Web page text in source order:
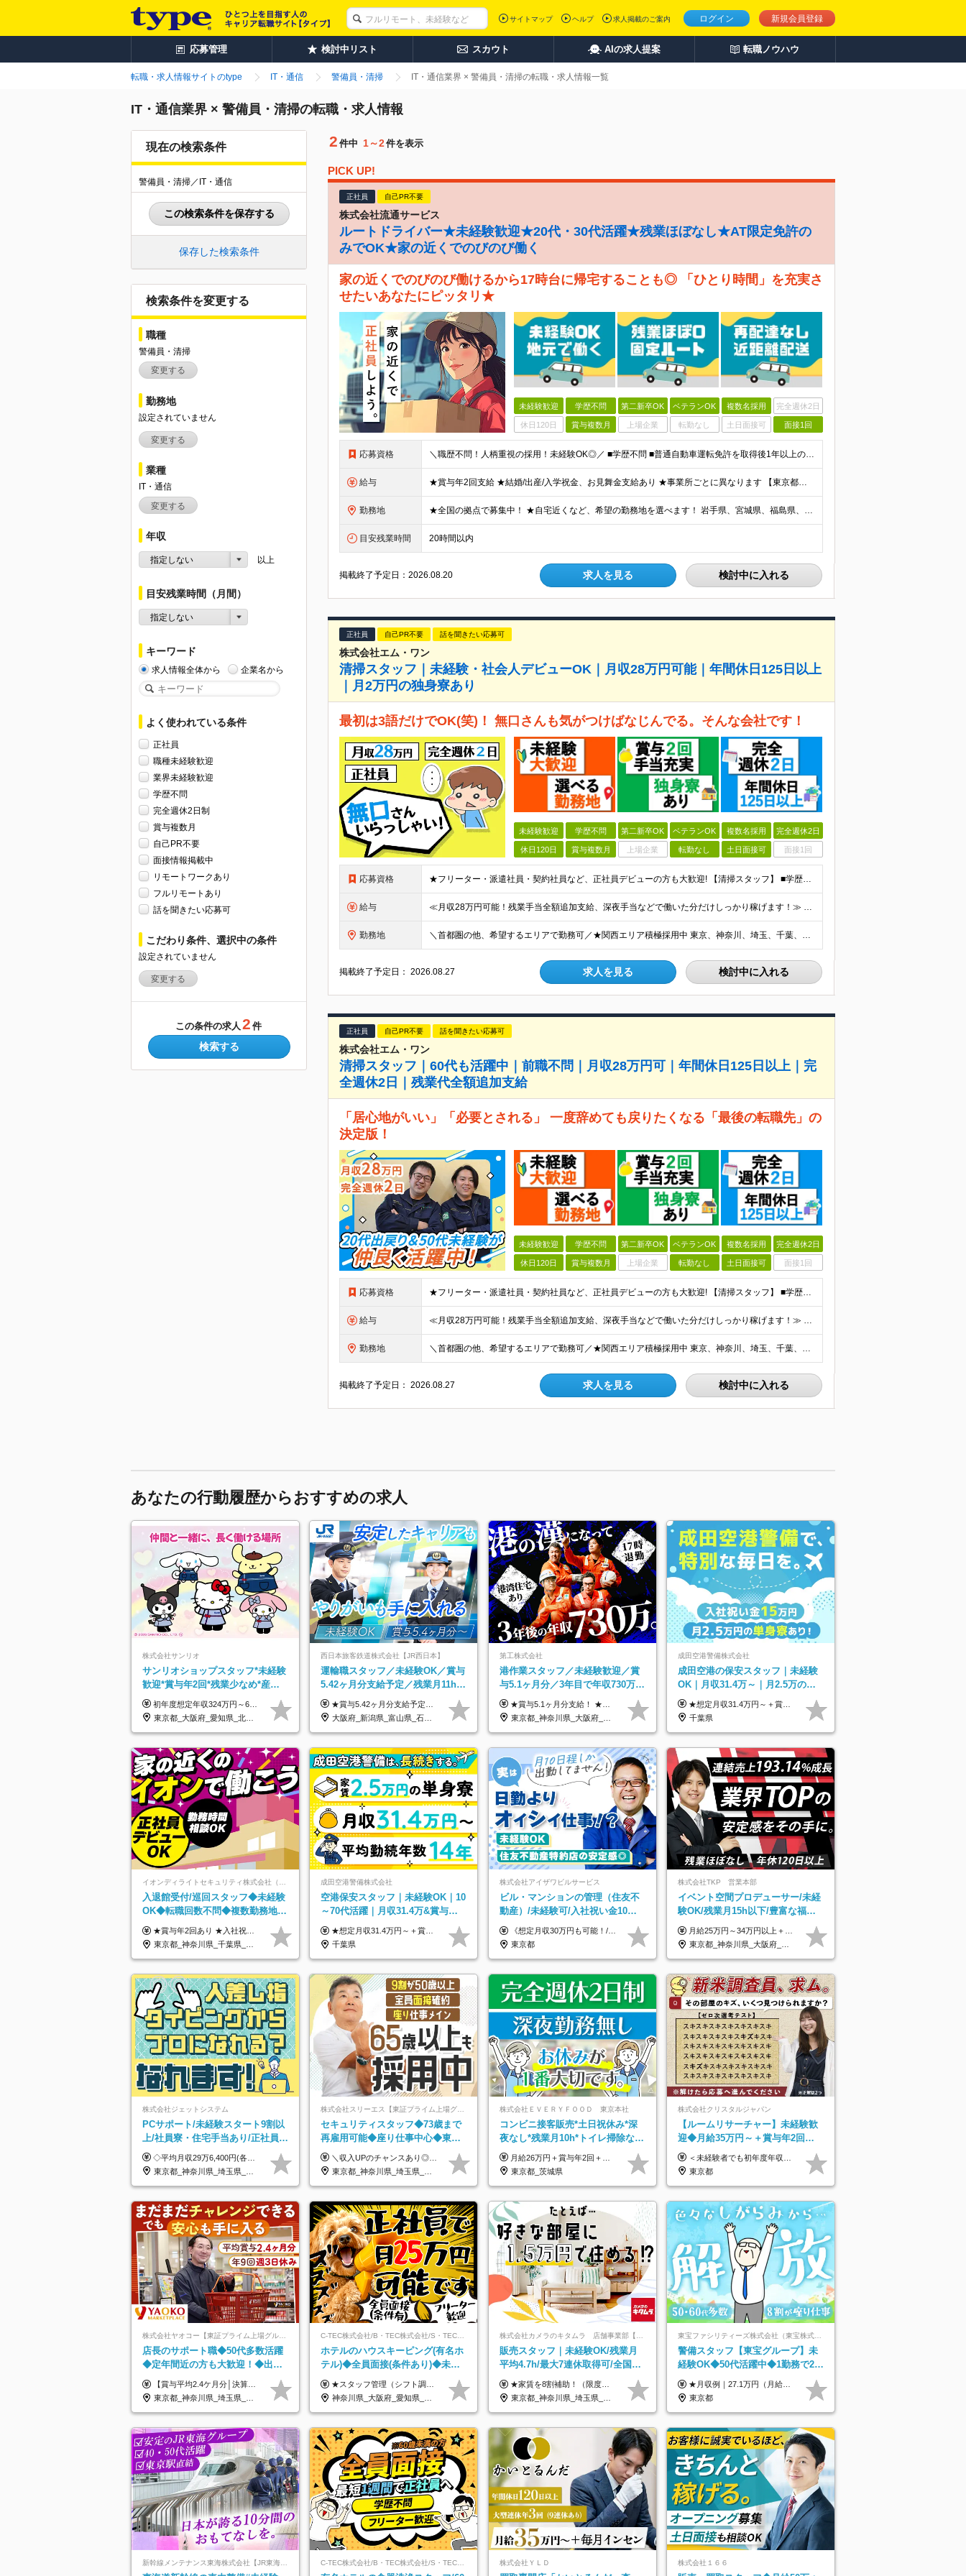
ログイン 新規会員登録
サイトマップ ヘルプ 求人掲載のご案内
応募管理 検討中リスト スカウト AIの求人提案 転職ノウハウ
転職・求人情報サイトのtype IT・通信 警備員・清掃 IT・通信業界 × 警備員・清掃の転職・求人情報一覧
IT・通信業界 × 警備員・清掃の転職・求人情報
現在の検索条件
警備員・清掃／IT・通信
この検索条件を保存する
保存した検索条件
検索条件を変更する
職種
警備員・清掃
変更する
勤務地
設定されていません
変更する
業種
IT・通信
変更する
年収
指定しない 以上
目安残業時間（月間）
指定しない
キーワード
求人情報全体から 企業名から
よく使われている条件
正社員
職種未経験歓迎
業界未経験歓迎
学歴不問
完全週休2日制
賞与複数月
自己PR不要
面接情報掲載中
リモートワークあり
フルリモートあり
話を聞きたい応募可
こだわり条件、選択中の条件
設定されていません
変更する
この条件の求人 2 件
検索する
2 件中 1～2件を表示
PICK UP!
正社員 自己PR不要
株式会社流通サービス
ルートドライバー★未経験歓迎★20代・30代活躍★残業ほぼなし★AT限定免許の
みでOK★家の近くでのびのび働く
家の近くでのびのび働けるから17時台に帰宅することも◎ 「ひとり時間」を充実さ
せたいあなたにピッタリ★
未経験歓迎 学歴不問 第二新卒OK ベテランOK 複数名採用 完全週休2日
休日120日 賞与複数月 上場企業 転勤なし 土日面接可 面接1回
応募資格 ＼職歴不問！人柄重視の採用！未経験OK◎／ ■学歴不問 ■普通自動車運転免許を取得後1年以上の方（AT限定可） ※一部勤務地で「2017年3月12日以降の取得者は要準中型免許」 ■44歳以下(※例外
給与 ★賞与年2回支給 ★結婚/出産/入学祝金、お見舞金支給あり ★事業所ごとに異なります 【東京都】 月給284,000円～298,540円 【神奈川県/千葉県】 月給284,000円 【埼玉県】 月給2
勤務地 ★全国の拠点で募集中！ ★自宅近くなど、希望の勤務地を選べます！ 岩手県、宮城県、福島県、新潟県、栃木県、茨城県、埼玉県、千葉県、東京都、神奈川県、山梨県、長野県、静岡県、滋賀県、兵庫県、岡山県、広
目安残業時間 20時間以内
掲載終了予定日：2026.08.20 求人を見る 検討中に入れる
正社員 自己PR不要 話を聞きたい応募可
株式会社エム・ワン
清掃スタッフ｜未経験・社会人デビューOK｜月収28万円可能｜年間休日125日以上
｜月2万円の独身寮あり
最初は3語だけでOK(笑)！ 無口さんも気がつけばなじんでる。そんな会社です！
未経験歓迎 学歴不問 第二新卒OK ベテランOK 複数名採用 完全週休2日
休日120日 賞与複数月 上場企業 転勤なし 土日面接可 面接1回
応募資格 ★フリーター・派遣社員・契約社員など、正社員デビューの方も大歓迎! 【清掃スタッフ】 ■学歴不問 ■未経験OK、第二新卒歓迎 ■普通自動車運転免許をお持ちの方（AT限定可） 【幹部候補】 ■学歴不
給与 ≪月収28万円可能！残業手当全額追加支給、深夜手当などで働いた分だけしっかり稼げます！≫ ■清掃スタッフ 月給25万円～＋賞与年2回＋各種手当＋残業代 ■幹部候補 月給28.5万円～＋賞与年2回
勤務地 ＼首都圏の他、希望するエリアで勤務可／★関西エリア積極採用中 東京、神奈川、埼玉、千葉、名古屋、尼崎、郡山の各拠点に配属 ★UIターンや、地方からの上京希望者も歓迎！ ★マイカー通勤OK・お客様先
掲載終了予定日：2026.08.27 求人を見る 検討中に入れる
正社員 自己PR不要 話を聞きたい応募可
株式会社エム・ワン
清掃スタッフ｜60代も活躍中｜前職不問｜月収28万円可｜年間休日125日以上｜完
全週休2日｜残業代全額追加支給
「居心地がいい」「必要とされる」 一度辞めても戻りたくなる「最後の転職先」の
決定版！
未経験歓迎 学歴不問 第二新卒OK ベテランOK 複数名採用 完全週休2日
休日120日 賞与複数月 上場企業 転勤なし 土日面接可 面接1回
応募資格 ★フリーター・派遣社員・契約社員など、正社員デビューの方も大歓迎! 【清掃スタッフ】 ■学歴不問 ■未経験OK、第二新卒歓迎 ■普通自動車運転免許をお持ちの方（AT限定可） 【幹部候補】 ■学歴不
給与 ≪月収28万円可能！残業手当全額追加支給、深夜手当などで働いた分だけしっかり稼げます！≫ ■清掃スタッフ 月給25万円～＋賞与年2回＋各種手当＋残業代 ■幹部候補 月給28.5万円～＋賞与年2回
勤務地 ＼首都圏の他、希望するエリアで勤務可／★関西エリア積極採用中 東京、神奈川、埼玉、千葉、名古屋、尼崎、郡山の各拠点に配属 ★UIターンや、地方からの上京希望者も歓迎！ ★マイカー通勤OK・お客様先
掲載終了予定日：2026.08.27 求人を見る 検討中に入れる
あなたの行動履歴からおすすめの求人
株式会社サンリオ
サンリオショップスタッフ*未経験
歓迎*賞与年2回*残業少なめ*産育
休取得実績豊富*可愛い制服*社割
有
初年度想定年収324万円～690万円！ ◆全国一律 月給230,000円～＋賞与＋通勤手当＋役職手当＋時間外手当 《手当充実！》 ＊昇給/年1回 ＊賞与/年2回（7月/12月） ＊通勤手当：交通費支給（規定あり） ＊時間外手当 ＊販売職手当 ＊役職手当 《キャリアパス》 ▼店長（32歳）／年収400万円 ▼トレーナー（37歳）／年収500万円 ▼SV（40歳）／年収570万円 ※SVとして活躍された場合、574万円以上に昇給も目指せます。 日頃のお店での頑張りをしっかり評価する体制を整えており、 ご自身の努力次第で昇給する制度を用意しています！ 《ゆくゆくは・・・》 ■店舗スタッフをとりまとめ、お店づくりを主体で行う店長へ ■複数店舗を統括するトレーナーへとキャリアアップ ■様々な規模の店舗を経験しSVとして活躍した後は、本社の教育担当や店舗支援を担う本部スタッフとして活躍いただけます。 ※経験・能力を考慮の上、当社規定により優遇いたします。 ※入社日から6カ月間の試用期間あり。その間の待遇に差異はありません。
東京都_大阪府_愛知県_北海道_栃木県_静岡県_兵庫県_京都府_福岡県
西日本旅客鉄道株式会社【JR西日本】
運輸職スタッフ／未経験OK／賞与
5.42ヶ月分支給予定／残業月11h程
／年休119日+有給平均18.7日
★賞与5.42ヶ月分支給予定あり！ （大卒以上）月給24万1,692円～39万5,780円＋各種手当＋賞与2回 （高卒以上）月給22万2,662円～39万5,780円＋各種手当＋賞与2回 ※上記は2025年度新卒支払額（京阪神地区）となります ※勤務地・学歴で異なり、ご経験・能力等をふまえた金額を加算します ※残業代は別途全額支給します ※当社規程に基づき決定します ※試用期間あり（3ヶ月／待遇に変更はありません） ※基本給以外の諸手当として扶養・職務・時間外・通勤手当等を支給します ※京阪神地区以外の勤務地の場合 月給（大卒）23万0,706円～／月給（高卒）21万2,541円～となります
大阪府_新潟県_富山県_石川県_福井県_三重県_兵庫県_京都府_滋賀県_奈良県_和歌山県_広島県_岡山県_鳥取県_島根県_山口県_福岡県
第工株式会社
港作業スタッフ／未経験歓迎／賞
与5.1ヶ月分／3年目で年収730万円
も可／食事手当あり／年休120日以
上
★賞与5.1ヶ月分支給！ ★入社3年目・30代で年収730万円の先輩も活躍中！ ★入社1年目・20代で月収29万円の実績あり 月給：22.5万円～30.5万円＋各種手当＋賞与年2回＋残業代全額支給 ※経験・能力などを考慮のうえ決定します ※上記月給には食事手当(5000円／月）を含みます ※残業代は分単位で100％支給いたします ※試用期間3ヶ月。その間の給与・待遇に差異はありません 【月収例】 ◆33.5万円／31歳 入社7か月 ◆38.5万円／32歳 入社1年目 ◆48.4万円／44歳 入社12年目 ※経験・能力などを考慮のうえ決定 ※月収・給与例には休日手当も含みます 【手当詳細】 ◆交通費規定支給（上限3万5000円／月） ◆時間外手当全額支給 ◆休日出勤手当 ◆港湾住宅あり（1R・2万円台～） ◆資格取得支援制度：全額負担 ◆地域手当：関東地区1万円／月
東京都_神奈川県_大阪府_愛知県_兵庫県
成田空港警備株式会社
成田空港の保安スタッフ｜未経験
OK｜月収31.4万～｜月2.5万の単
身寮｜住宅手当&家族手当｜入社
祝い金15万
★想定月収31.4万円～＋賞与年2回（59万円以上） ★入社お祝い金15万円支給 ★水道+光熱費無料の家賃がリーズナブルな社員寮(単身寮)あり！ ★住宅手当&家族手当あり 月給24万5000円以上(基本給21万1000円＋業務別手当35,000円)＋賞与年2回（賞与支給額：59万円以上を想定）＋残業代全額 ※みなし残業なし！残業代は全額支給します。 ※資格手当・深夜手当など、様々な手当をご用意しています。 ※入社お祝い金は１か月経過後、3ヶ月経過後、6ヶ月経過後に各5万円ずつ給与に加算して支給いたします。 ※指定の検定資格をお持ちの方には別途手当を支給します。入社後に取得した場合は給与に加算し支給します。 ・施設警備 1級7,000円 2級4,000円 ・交通誘導 1級7,000円 2級4,000円 ・雑踏警備 1級7,000円 2級4,000円 など
千葉県
入退館受付/巡回スタッフ◆未経験
OK◆転職回数不問◆複数勤務地で
募集中◆ブランクありOK◆室内業
務がメイン
★賞与年2回あり ★入社祝い金3万円支給 ★出産祝い金や育児支援金などの手当も充実！ ≪給与モデル≫ 【東京】基本給27万2780円/月給＋時間外手当（25h） 【愛知】基本給25万4990円/月給＋時間外手当（25h） 【大阪】基本給25万4990円/月給＋時間外手当（25h） 【福岡】基本給23万7200円/月給＋時間外手当（25h） -------------- ▽各地の給与は下記をご確認ください！ ■北海道 月給20万円～ ■東北 月給20万円～ ■北関東 埼玉／月給22万5000円～ 茨城・群馬・新潟／月給20万円～ ■南関東 東京・神奈川／月給23万円～ 千葉／月給22万5000円～ 山梨／月給20万円～ ■中部 愛知／月給21万5000円～ 長野・岐阜・三重／月給20万円～ ■関西 大阪／月給21万5000円～ 京都・兵庫／月給21万円～ 滋賀・奈良／月給20万円～ ■中四国 岡山・山口・四国・広島／月給20万円～ ■九州 福岡・鹿児島・長崎／月給20万円～
東京都_神奈川県_千葉県_北海道_福島県_長野県_岐阜県_三重県_京都府_福岡県
成田空港警備株式会社
空港保安スタッフ｜未経験OK｜10
～70代活躍｜月収31.4万&賞与年2
回｜家族・住宅手当｜光熱費0円の
単身寮
★想定月収31.4万円～＋賞与年2回（59万円以上） ★入社お祝い金15万円支給 ★水道+光熱費無料の家賃がリーズナブルな社員寮(単身寮)あり！ 月給24万5000円以上(基本給21万1000円＋業務別手当35,000円)＋賞与年2回（賞与支給額：59万円以上を想定）＋残業代全額 ※みなし残業なし！残業代は全額支給します。 ※資格手当・深夜手当など、様々な手当をご用意しています。 ※入社お祝い金は１か月経過後、3ヶ月経過後、6ヶ月経過後に各5万円ずつ給与に加算して支給いたします。 ※指定の検定資格をお持ちの方には別途手当を支給します。入社後に取得した場合は給与に加算し支給します。 ・施設警備 1級7,000円 2級4,000円 ・交通誘導 1級7,000円 2級4,000円 ・雑踏警備 1級7,000円 2級4,000円 など
千葉県
株式会社アイザワビルサービス
ビル・マンションの管理（住友不
動産）/未経験可/入社祝い金10万
円/月収30万円可/40～50代活
躍/S102
《想定月収30万円も可能！/想定年収380万円》 ■月給24万5000円以上＋賞与年2回(2カ月/2025年実績)＋時間外手当＋資格手当＋役職手当＋交通費 ………… ≪昇給、賞与、および各種諸手当について≫ ◇入社お祝い金（10万円 ※3カ月精勤後支給） ◇昇給/年1回 ◇賞与/年2回(2カ月/2025年実績) ◇時間外手当 ◇資格手当 └・ビル設備管理技能士1級（1万円/月） ・ビル設備管理技能士2級（5000円/月） ・建築物環境衛生管理技術者（1万円/月） ・防火管理技能者（3000円/月） ・消防設備士乙4類（3000円/月） 他 ◇役職手当 └・班長/サブリーダー/リーダー（5000円～2万円/月） ◇物件手当（最大2万円 ※物件により異なる） ◇退職金あり ※経験・年齢・能力を考慮した上、当社規定により優遇いたします。 ※3カ月の試用期間あり。その間の給与や福利厚生に差異はありません。 《モデル年収》 ・入社1年/35歳：年収380万円 ・入社3年/38歳：年収400万円
東京都
株式会社TKP 営業本部
イベント空間プロデューサー/未経
験OK/残業月15h以下/豊富な福利
厚生/全国募集/平均有給取得日数
14.9日
月給25万円～34万円以上＋各種手当＋残業代＋賞与年2回（昨年度2～4ヶ月分） 初年度想定年収：350万円～ ＜クラス・経験別の月給目安＞ ■メンバークラス：月給25万円以上 ■店長やSVなどのマネジメント経験者：月給30万円～スタート可 ■リーダークラス：月給34万円以上 ※月給は配属エリア・経験・能力を考慮して決定します（前職の経験・収入をお聞かせください）。 ※上記にはみなし残業手当20～30時間分（メンバー：3万1134円以上、経験5年以上：5万2448円以上、リーダー：5万9441円以上）を含みます。 ※超過分は別途支給いたします。
東京都_神奈川県_大阪府_愛知県_北海道_宮城県_静岡県_京都府_広島県_福岡県
株式会社ジェットシステム
PCサポート/未経験スタート9割以
上/社員寮・住宅手当あり/正社員デ
ビューOK/20代～30代活躍中/全国
募集
◇平均月収29万6,400円(各種手当含む) ◇住宅手当⇒最大家賃の半額支給 ◇賞与年2回支給 ■月給22万5,000円以上＋地域手当＋時間外手当＋住宅手当＋家族手当 ※経験やスキルに応じて給与を決定します ※試用期間2ヶ月あり（期間内は時給1,060円以上となります） └地域により上がる可能性があり／例：東京都時給1,370円 └その他待遇に差異なし ＜モデル月収例＞ 1年目：296,400円 3年目：320,000円 【固定残業代について】 なし（残業代は、実際の労働時間に応じて別途全額支給）
東京都_神奈川県_埼玉県_千葉県_大阪府_愛知県_北海道_青森県_岩手県_宮城県_秋田県_山形県_福島県_茨城県_群馬県_新潟県_山梨県_長野県_富山県_石川県_静岡県_岐阜県_三重県_兵庫県_京都府_滋賀県_奈良県_和歌山県_広島県_岡山県_鳥取県_島根県_山口県_徳島県_香川県_愛媛県_高知県_福岡県_熊本県_佐賀県_長崎県_大分県_宮崎県_沖縄県
セキュリティスタッフ◆73歳まで
再雇用可能◆座り仕事中心◆東証
プライム上場G◆応募者全員面接
◆賞与年2回
＼収入UPのチャンスあり◎昇給も可能です！／ ◆正社員 月給(地域による）＋グレード手当、深夜手当、残業代（全額支給）等の各種手当＋賞与年2回 ＜東京都／神奈川県（横浜市）＞ 月給21万4000円～27万円 ＜埼玉県／千葉県＞ 月給19万90000円～25万1000円 ＜栃木県／茨城県／山梨県＞ 月給18万4000円～23万6000円 【試用期間】 正社員：3ヵ月 アルバイト：なし ※試用期間と本採用後の給与・待遇に差異はありません ※グレード手当、深夜手当の詳細額は面接にてご案内させていただきます ※正社員は60歳定年のため、60代の方は嘱託社員での採用です。給与条件は嘱託給与となり、退職金と賞与がありません ＼正社員は「グレード認定制」という評価あり！制度勤続年数等に応じて入社時から手当を支給／ ◆グレードI：＋2000円（入社時～） ◆グレードII：＋5000円（在籍1年以上＆当社基準に当てはまる方） ◆グレードIII：＋1万円（社内試験の合格者） ◆アルバイト・パート 東京都:時給1226円 神奈川県:時給1225円 千葉県：時給1140円 埼玉県:時給1141円 栃木県:1068円 茨城県:1074円 山梨県:1052円
東京都_神奈川県_埼玉県_千葉県_茨城県_栃木県_山梨県
株式会社ＥＶＥＲＹＦＯＯＤ 東京本社
コンビニ接客販売*土日祝休み*深
夜なし*残業月10h*トイレ掃除なし
で無理なく働ける正社員
月給26万円＋賞与年2回＋交通費全額支給 役職の有無にかかわらず、日々の頑張りは正当に評価し、 毎年1回（12月）の昇給で給与にしっかり反映◎ リーダー・店長昇格後は等級に合わせて給料UP＋役職手当を支給します。 ※経験・スキルを考慮の上、決定します ※上記金額には固定残業代（21時間分・3万7300円以上）を含みます。超過分は別途全額支給します ※試用期間3ヶ月間あり（期間中の給与・待遇に差異はありません）
東京都_茨城県
株式会社クリスタルジャパン
【ルームリサーチャー】未経験歓
迎◆月給35万円～＋賞与年2回
◆20代～30代男性活躍中◆残業月
10h程度
＜未経験者でも初年度年収490万円～＞ ◆月給35万円～月給65万円＋賞与年2回 今までのご経験に応じて、年収は650万以上を想定しております。 面接にて今までのご経験やこれからの展望について色々とお話しできればと思います！ ※経験・スキルに応じて加給・優遇いたします ※試用期間3ヶ月(その間の給与・待遇に差異はありません) ※上記月給には、固定残業代（月45時間分／8.8万円～16.5万円）を含みます。 ※超過分は別途全額支給いたします ＼＼成果や頑張りによって、月給や賞与額もすぐにUP！／／ 将来的に…なんてのんびりしたことは言いません！ 今のリアルな生活が変わっていく実感がありますので、 頑張り甲斐があると思います。 【固定残業代について】 固定残業45時間分（88,000円～165,000円）を含む ※超過分は別途全額支給
東京都
株式会社ヤオコー【東証プライム上場グループ】
店長のサポート職◆50代多数活躍
◆定年間近の方も大歓迎！◆出勤
はお昼から◆平均賞与2.4ヶ月分◆
残業少なめ
【賞与平均2.4ケ月分│決算賞与も20年以上連続で支給中！】 ＜月収例＞ 月収29万円（地域限定正社員／残業代・各種手当含む） 月収26万円（契約社員／残業代・各種手当含む） ◆月給：月給258,400円～361,500円＋残業代＋各種手当 ※給与は前職での経験、スキルを考慮し、決定します ※残業代は全額支給します ※契約社員としてご入社いただく方は、賞与額に差異あり。詳細は面接でお話しします ※試用期間3ヶ月あり。条件に変更はありません ※契約社員の場合：契約期間12カ月（更新あり） ※60歳未満でご入社いただいた方も、60歳になったタイミングで雇用形態は契約社員に切り替えとなります。
東京都_神奈川県_埼玉県_千葉県_茨城県_栃木県_群馬県
C-TEC株式会社/B・TEC株式会社/S・TEC株式会社【合同募集】
ホテルのハウスキーピング(有名ホ
テル)◆全員面接(条件あり)◆未経
験OK◆リゾート地も選べる◆月25
万円
★スタッフ管理（シフト調整など）の経験があれば【月給28万円以上】 ★賞与支給実績：基本給の2ヶ月分～3ヶ月分 ＝＝ライフスタイルに合わせて働き方を選べます＝＝ ■正社員 ＜未経験者＞月給25万円(寮なしの場合)～35万円＋賞与年2回 ＜経験者＞月給28万円～35万円＋賞与年2回 ※寮をご利用の場合は月給22万円～ ※経験やスキルに応じて決定します ※残業代全額支給 ※試用期間（3ヶ月間）中の雇用形態や待遇に差異はありません ※正社員の場合、転勤の可能性あり ■契約社員 月給22万円～＋残業代全額支給 ※契約社員の場合、賞与の支給および転勤の可能性はありません ※勤務時間や勤務日数の希望があればご相談に応じます ※試用期間なし ※契約の更新 有(勤務状況により判断する) 更新上限 有(通算契約期間の上限 1年/更新回数の上限 なし)
神奈川県_大阪府_愛知県_北海道_兵庫県_京都府_広島県_福岡県_大分県_宮崎県_鹿児島県_沖縄県
株式会社カメラのキタムラ 店舗事業部【カメラのキタムラ】
販売スタッフ｜未経験OK/残業月
平均4.7h/最大7連休取得可/全国募
集/家賃8割を会社が負担/賞与年2
回
★家賃を8割補助！（限度額は地域により異なる） ※転勤による引っ越しが発生する場合 ＝＝＝＝＝＝＝＝＝＝＝＝＝＝＝＝＝＝＝＝＝＝＝ 例えば、家賃7.5万円なら6万円は会社で負担。 あなたが支払うのは、たったの1.5万円です！ 年間では自己負担額が約72万ほどお得になります！ ＝＝＝＝＝＝＝＝＝＝＝＝＝＝＝＝＝＝＝＝＝＝＝ 月給22万8,700円～26万3,100円＋賞与年2回（初回の支給は当社規定による）＋残業手当 ＜実際の給与例＞ *24歳:月給23万4,700円＋賞与年2回（初回の支給は当社規定による）＋残業手当＋諸手当 ※上記はあくまで参考月給です。ご経歴・年齢を考慮し、当社規定により決定します ※評価により昇給あり ※残業代は別途支給あり ※試用期間2ヶ月あり（期間中の給与・待遇に差異はありません） 【実在する社員の年収モデル】 年収530万円（30歳） 年収820万円（40歳） 【入社時の想定年収】 330万円～900万円
東京都_神奈川県_埼玉県_千葉県_大阪府_愛知県_北海道_青森県_宮城県_秋田県_山形県_茨城県_群馬県_新潟県_長野県_富山県_静岡県_三重県_兵庫県_京都府_広島県_岡山県_鳥取県_山口県_徳島県_香川県_愛媛県_福岡県_熊本県_佐賀県_長崎県_大分県_宮崎県_鹿児島県
東宝ファシリティーズ株式会社（東宝株式会社100％出資）
警備スタッフ【東宝グループ】未
経験OK◆50代活躍中◆1勤務で2日
分休み◆8割が座り仕事◆賞与年2
回
★月収例｜27.1万円（月給+残業代2.4万円+資格手当0.2万円+家族手当0.85万円） ★賞与年2回＆充実した手当あり！ ■月給23万6,500円～＋賞与年2回＋各種手当 ┗月給には職務手当19,500円、調整手当15,000円、住宅手当18,500円、契約社員手当1,500円を含みます ※試用期間4ヶ月(期間中の給与・待遇の差異はありません) ━━━━━━━━━━ 各種手当も充実！ ━━━━━━━━━━ ★家族手当 ★役付手当 ★資格手当 ★年末年始勤務手当 ★交通費支給（月5万円以内／6ヶ月分の定期代を支給） ★残業・深夜残業手当（全額支給） ━━━━━━━━━━ 給与支給日は毎月25日です ━━━━━━━━━━ 例：1月1日付入社の場合 1月25日に基本給+変動しない手当を支給 2月25日に前月分の残業手当など変動する手当を支給
東京都
株式会社ＹＬＤ 株式会社１６６